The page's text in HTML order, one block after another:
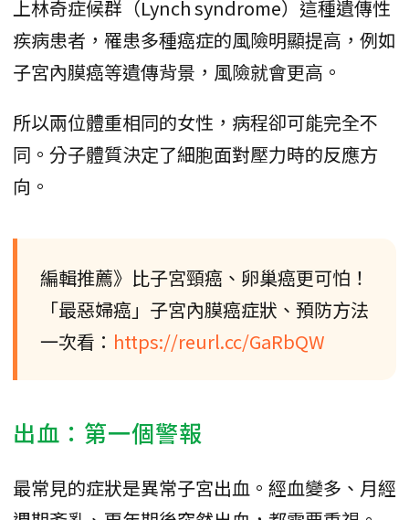
上林奇症候群（Lynch syndrome）這種遺傳性
疾病患者，罹患多種癌症的風險明顯提高，例如
子宮內膜癌等遺傳背景，風險就會更高。
所以兩位體重相同的女性，病程卻可能完全不
同。分子體質決定了細胞面對壓力時的反應方
向。
編輯推薦》比子宮頸癌、卵巢癌更可怕！
「最惡婦癌」子宮內膜癌症狀、預防方法
一次看： https://reurl.cc/GaRbQW
出血：第一個警報
最常見的症狀是異常子宮出血。經血變多、月經